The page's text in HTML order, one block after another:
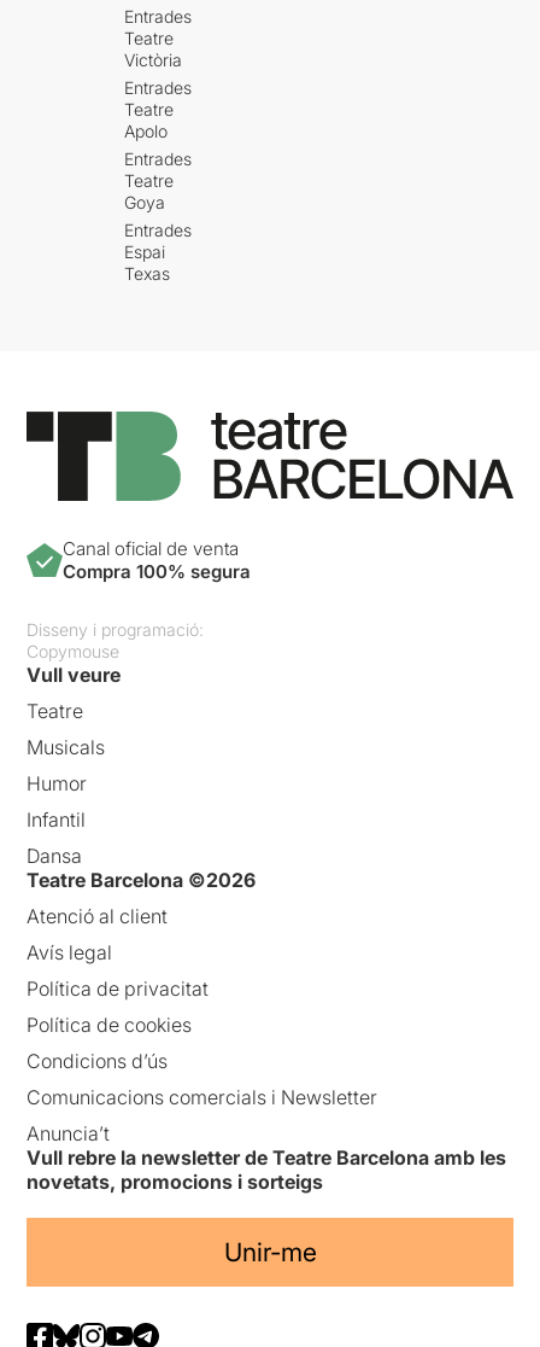
Entrades
Teatre
Victòria
Entrades
Teatre
Apolo
Entrades
Teatre
Goya
Entrades
Espai
Texas
Canal oficial de venta
Compra 100% segura
Disseny i programació:
Copymouse
Vull veure
Teatre
Musicals
Humor
Infantil
Dansa
Teatre Barcelona ©2026
Atenció al client
Avís legal
Política de privacitat
Política de cookies
Condicions d’ús
Comunicacions comercials i Newsletter
Anuncia’t
Vull rebre la newsletter de Teatre Barcelona amb les
novetats, promocions i sorteigs
Unir-me